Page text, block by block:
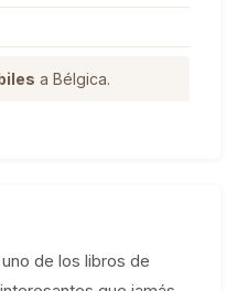
a Bélgica.
de los libros de